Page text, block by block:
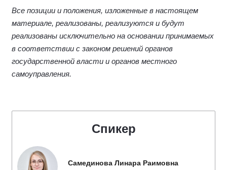
Все позиции и положения, изложенные в настоящем
материале, реализованы, реализуются и будут
реализованы исключительно на основании принимаемых
в соответствии с законом решений органов
государственной власти и органов местного
самоуправления.
Спикер
Самединова Линара Раимовна